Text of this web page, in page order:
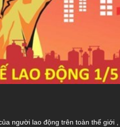
người lao động trên toàn thế giới